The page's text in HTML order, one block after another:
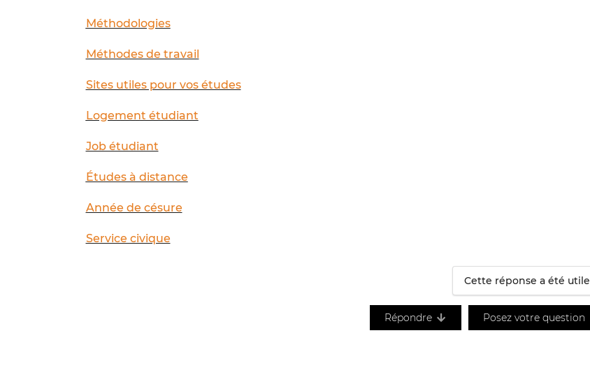
Méthodologies
Méthodes de travail
Sites utiles pour vos études
Logement étudiant
Job étudiant
Études à distance
Année de césure
Service civique
Cette réponse a été utile
Répondre Posez votre question